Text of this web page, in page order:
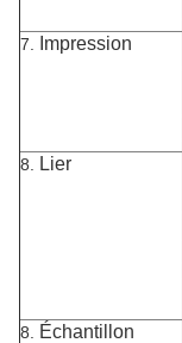
7. Impression
8. Lier
8. Échantillon